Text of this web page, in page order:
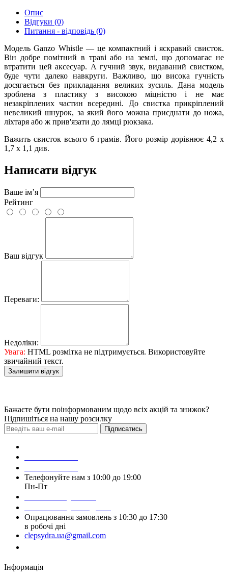
Опис
Відгуки (0)
Питання - відповідь (0)
Модель Ganzo Whistle — це компактний і яскравий свисток.
Він добре помітний в траві або на землі, що допомагає не
втратити цей аксесуар. А гучний звук, видаваний свистком,
буде чути далеко навкруги. Важливо, що висока гучність
досягається без прикладання великих зусиль. Дана модель
зроблена з пластику з високою міцністю і не має
незакріплених частин всередині. До свистка прикріплений
невеликий шнурок, за який його можна приєднати до ножа,
ліхтаря або ж прив'язати до лямці рюкзака.
Важить свисток всього 6 грамів. Його розмір дорівнює 4,2 х
1,7 х 1,1 див.
Написати відгук
Ваше ім’я
Рейтинг
Ваш відгук
Переваги:
Недоліки:
Увага: HTML розмітка не підтримується. Використовуйте
звичайний текст.
Залишити відгук
Бажаєте бути поінформованим щодо всіх акцій та знижок?
Підпишіться на нашу розсилку
Підписатись
Телефонуйте нам з 10:00 до 19:00
Пн-Пт
Опрацювання замовлень з 10:30 до 17:30
в робочі дні
clepsydra.ua@gmail.com
Інформація